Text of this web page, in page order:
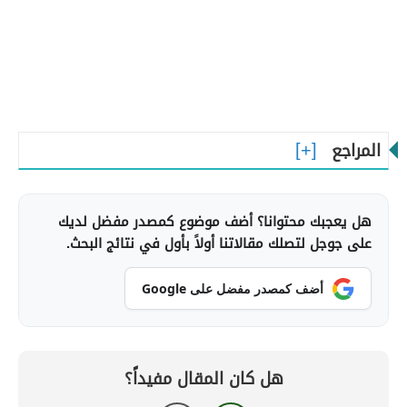
المراجع
هل يعجبك محتوانا؟ أضف موضوع كمصدر مفضل لديك
على جوجل لتصلك مقالاتنا أولاً بأول في نتائج البحث.
أضف كمصدر مفضل على Google
هل كان المقال مفيداً؟